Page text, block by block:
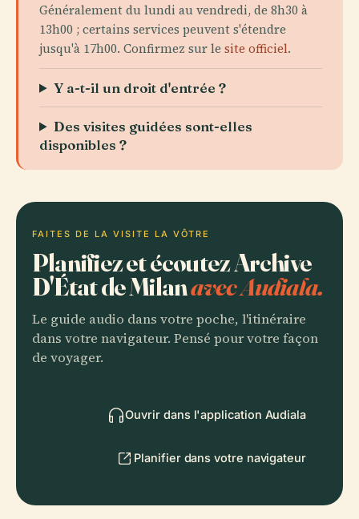
Généralement du lundi au vendredi, de 8h30 à
13h00 ; certains services peuvent s'étendre
jusqu'à 17h00. Confirmez sur le site officiel.
Y a-t-il un droit d'entrée ?
Des visites guidées sont-elles
disponibles ?
FAITES DE LA VISITE LA VÔTRE
Planifiez et écoutez Archive
D'État de Milanavec Audiala.
Le guide audio dans votre poche, l'itinéraire
dans votre navigateur. Pensé pour votre façon
de voyager.
Ouvrir dans l'application Audiala
Planifier dans votre navigateur